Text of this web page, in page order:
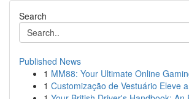
Search
Published News
1 MM88: Your Ultimate Online
1 Customização de Vestuário Eleve